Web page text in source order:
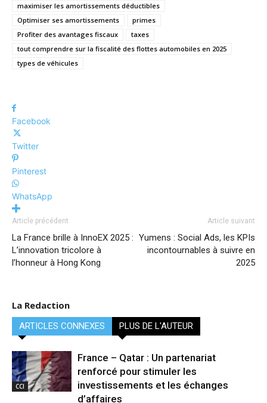
maximiser les amortissements déductibles
Optimiser ses amortissements
primes
Profiter des avantages fiscaux
taxes
tout comprendre sur la fiscalité des flottes automobiles en 2025
types de véhicules
Facebook
Twitter
Pinterest
WhatsApp
Article précédent
La France brille à InnoEX 2025 :
L’innovation tricolore à
l’honneur à Hong Kong
Article suivant
Yumens : Social Ads, les KPIs
incontournables à suivre en
2025
La Redaction
ARTICLES CONNEXES PLUS DE L'AUTEUR
CCI
France – Qatar : Un partenariat
renforcé pour stimuler les
investissements et les échanges
d’affaires